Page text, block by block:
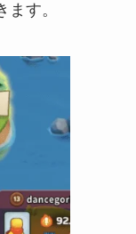
す。